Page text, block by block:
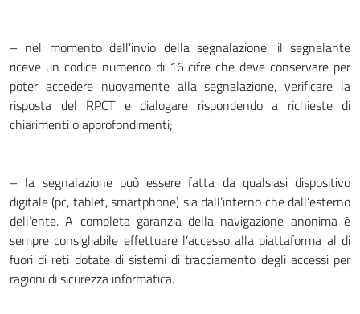
– nel momento dell’invio della segnalazione, il segnalante
riceve un codice numerico di 16 cifre che deve conservare per
poter accedere nuovamente alla segnalazione, verificare la
risposta del RPCT e dialogare rispondendo a richieste di
chiarimenti o approfondimenti;
– la segnalazione può essere fatta da qualsiasi dispositivo
digitale (pc, tablet, smartphone) sia dall’interno che dall’esterno
dell’ente. A completa garanzia della navigazione anonima è
sempre consigliabile effettuare l’accesso alla piattaforma al di
fuori di reti dotate di sistemi di tracciamento degli accessi per
ragioni di sicurezza informatica.